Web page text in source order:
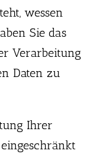
wessen
Sie das
Verarbeitung
Daten zu
Ihrer